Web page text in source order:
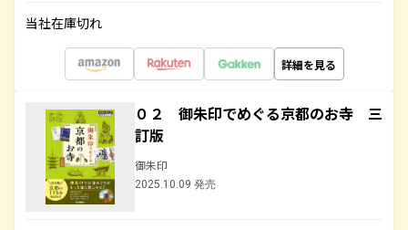
当社在庫切れ
詳細を見る
０２ 御朱印でめぐる京都のお寺 三
訂版
御朱印
2025.10.09 発売